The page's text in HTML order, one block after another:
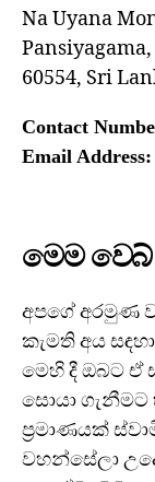
Na Uyana
60554, Sri
Contact
Email Address:
මෙම
අපගේ අරමුණ
කැමති අය
මෙහි දී ඔබට ඒ
සොයා
ප්‍රමාණයක්
වහන්සේලා